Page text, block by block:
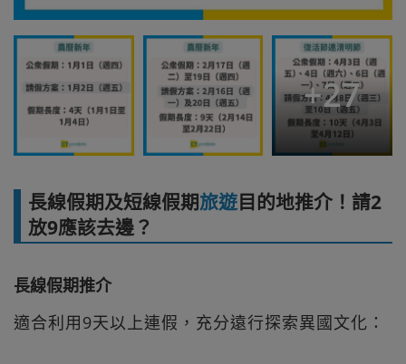
+27
長線假期及短線假期旅遊目的地推介！請2
放9應該去邊？
長線假期推介
適合利用9天以上連假，充分遠行探索異國文化：